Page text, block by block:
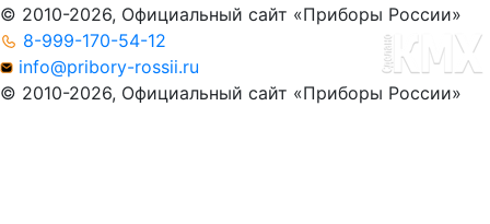
© 2010-2026, Официальный сайт «Приборы России»
8-999-170-54-12
info@pribory-rossii.ru
© 2010-2026, Официальный сайт «Приборы России»